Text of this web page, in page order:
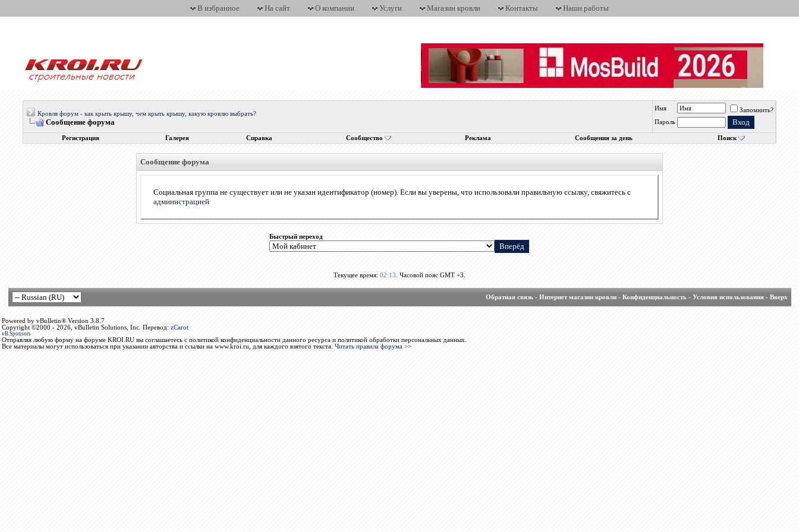
В избранное На сайт О компании Услуги Магазин кровли Контакты Наши работы
Кровля форум - как крыть крышу, чем крыть крышу, какую кровлю выбрать?
Сообщение форума
Имя
Запомнить?
Пароль
Регистрация Галерея Справка Сообщество Реклама Сообщения за день Поиск
Сообщение форума
Социальная группа не существует или не указан идентификатор (номер). Если вы уверены, что использовали правильную ссылку, свяжитесь с
администрацией
Быстрый переход
Текущее время: 02:13 . Часовой пояс GMT +3.
Обратная связь- Интернет магазин кровли- Конфиденциальность- Условия использования- Вверх
Powered by vBulletin® Version 3.8.7
Copyright ©2000 - 2026, vBulletin Solutions, Inc. Перевод: zCarot
vB.Sponsors
Отправляя любую форму на форуме KROI.RU вы соглашаетесь с политикой конфиденциальности данного ресурса и политикой обработки персональных данных.
Все материалы могут использоваться при указании авторства и ссылки на www.kroi.ru, для каждого взятого текста. Читать правила форума >>